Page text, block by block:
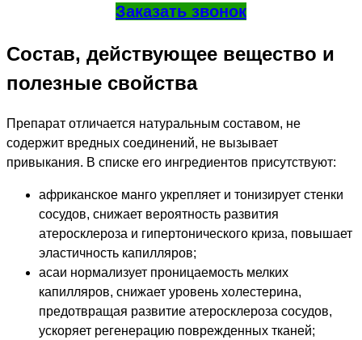
Заказать звонок
Состав, действующее вещество и
полезные свойства
Препарат отличается натуральным составом, не
содержит вредных соединений, не вызывает
привыкания. В списке его ингредиентов присутствуют:
африканское манго укрепляет и тонизирует стенки
сосудов, снижает вероятность развития
атеросклероза и гипертонического криза, повышает
эластичность капилляров;
асаи нормализует проницаемость мелких
капилляров, снижает уровень холестерина,
предотвращая развитие атеросклероза сосудов,
ускоряет регенерацию поврежденных тканей;